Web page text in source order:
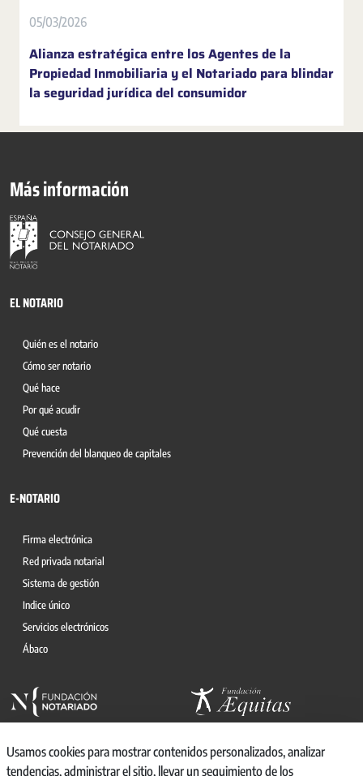
05/03/2026
Alianza estratégica entre los Agentes de la
Propiedad Inmobiliaria y el Notariado para blindar
la seguridad jurídica del consumidor
Más información
EL NOTARIO
Quién es el notario
Cómo ser notario
Qué hace
Por qué acudir
Qué cuesta
Prevención del blanqueo de capitales
E-NOTARIO
Firma electrónica
Red privada notarial
Sistema de gestión
Indice único
Servicios electrónicos
Ábaco
Usamos cookies para mostrar contenidos personalizados, analizar
tendencias, administrar el sitio, llevar un seguimiento de los